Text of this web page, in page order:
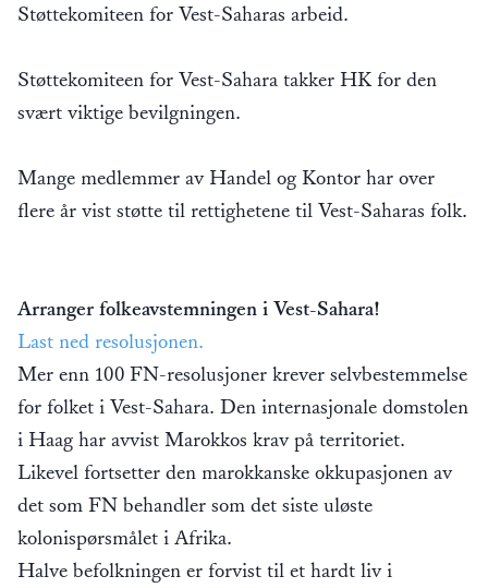
Støttekomiteen for Vest-Saharas arbeid.
Støttekomiteen for Vest-Sahara takker HK for den
svært viktige bevilgningen.
Mange medlemmer av Handel og Kontor har over
flere år vist støtte til rettighetene til Vest-Saharas folk.
Arranger folkeavstemningen i Vest-Sahara!
Last ned resolusjonen.
Mer enn 100 FN-resolusjoner krever selvbestemmelse
for folket i Vest-Sahara. Den internasjonale domstolen
i Haag har avvist Marokkos krav på territoriet.
Likevel fortsetter den marokkanske okkupasjonen av
det som FN behandler som det siste uløste
kolonispørsmålet i Afrika.
Halve befolkningen er forvist til et hardt liv i